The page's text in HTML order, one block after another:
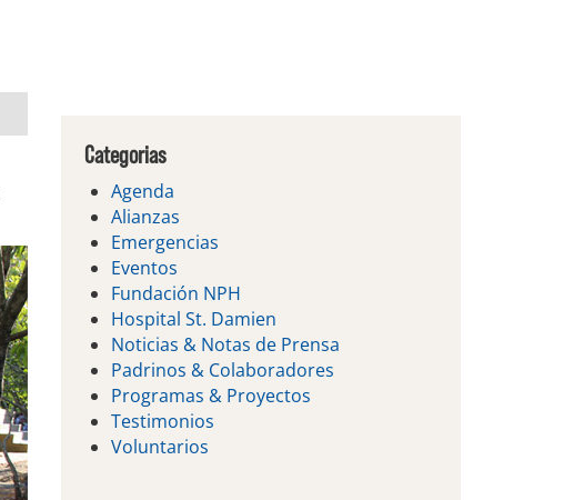
Categorias
Agenda
Alianzas
Emergencias
Eventos
Fundación NPH
Hospital St. Damien
Noticias & Notas de Prensa
Padrinos & Colaboradores
Programas & Proyectos
Testimonios
Voluntarios